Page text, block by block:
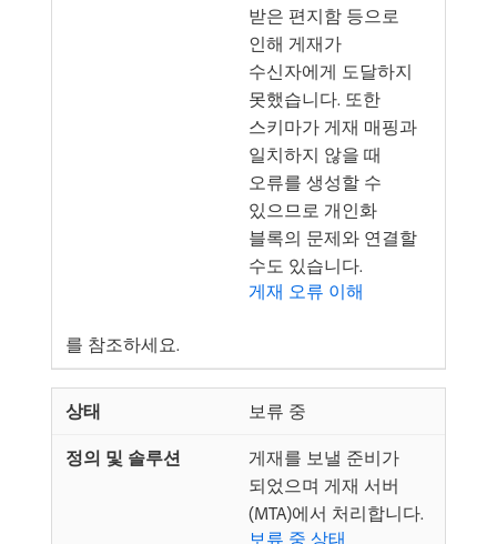
받은 편지함 등으로
인해 게재가
수신자에게 도달하지
못했습니다. 또한
스키마가 게재 매핑과
일치하지 않을 때
오류를 생성할 수
있으므로 개인화
블록의 문제와 연결할
수도 있습니다.
게재 오류 이해
를 참조하세요.
보류 중
게재를 보낼 준비가
되었으며 게재 서버
(MTA)에서 처리합니다.
보류 중 상태